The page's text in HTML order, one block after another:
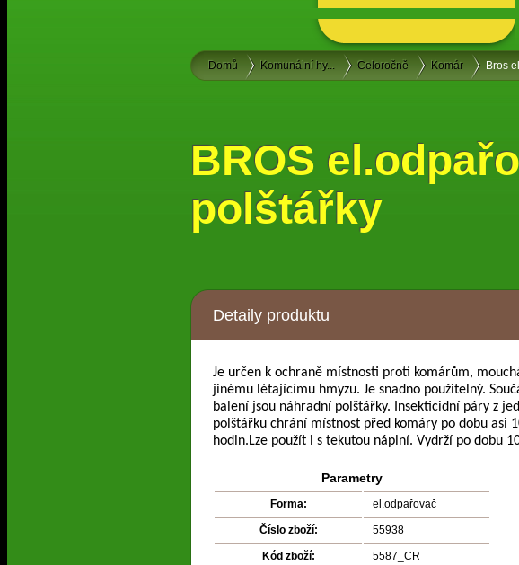
Domů Komunální hy... Celoročně Komár Bros
BROS
polštářky
Detaily produktu
Je určen k ochraně místnosti proti komárům,
jinému létajícímu hmyzu. Je snadno použitelný.
balení jsou náhradní polštářky. Insekticidní páry z
polštářku chrání místnost před komáry po dobu asi
hodin.Lze použít i s tekutou náplní. Vydrží po dobu
Parametry
Forma: el.odpařovač
Číslo zboží: 55938
Kód zboží: 5587_CR